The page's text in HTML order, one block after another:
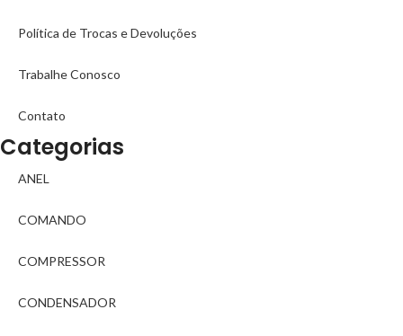
Política de Trocas e Devoluções
Trabalhe Conosco
Contato
Categorias
ANEL
COMANDO
COMPRESSOR
CONDENSADOR